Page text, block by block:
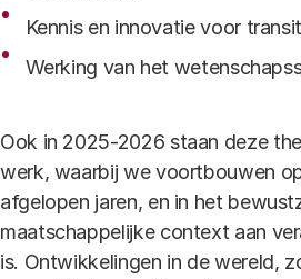
Kennis en innovatie voor
Werking van het
Ook in 2025-2026 staan deze
werk, waarbij we voortbouwen
afgelopen jaren, en in het
maatschappelijke context aan
is. Ontwikkelingen in de wereld,